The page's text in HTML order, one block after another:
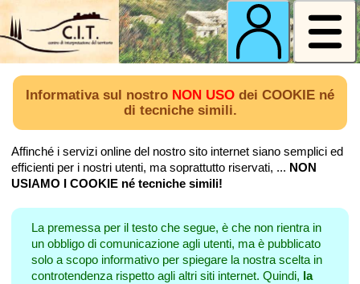
Informativa sul nostro NON USO dei COOKIE né
di tecniche simili.
Affinché i servizi online del nostro sito internet siano semplici ed
efficienti per i nostri utenti, ma soprattutto riservati, ... NON
USIAMO I COOKIE né tecniche simili!
La premessa per il testo che segue, è che non rientra in
un obbligo di comunicazione agli utenti, ma è pubblicato
solo a scopo informativo per spiegare la nostra scelta in
controtendenza rispetto agli altri siti internet. Quindi, la